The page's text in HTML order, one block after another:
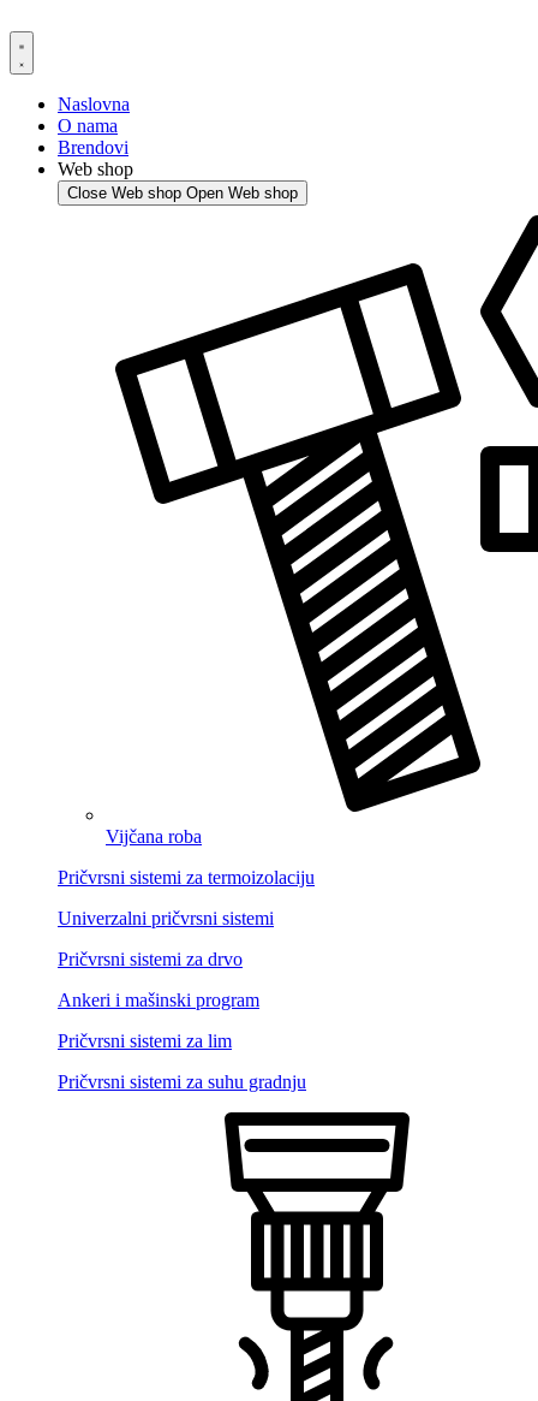
to
content
Naslovna
O nama
Brendovi
Web shop
Close Web shop Open Web shop
Vijčana roba
Pričvrsni sistemi za termoizolaciju
Univerzalni pričvrsni sistemi
Pričvrsni sistemi za drvo
Ankeri i mašinski program
Pričvrsni sistemi za lim
Pričvrsni sistemi za suhu gradnju